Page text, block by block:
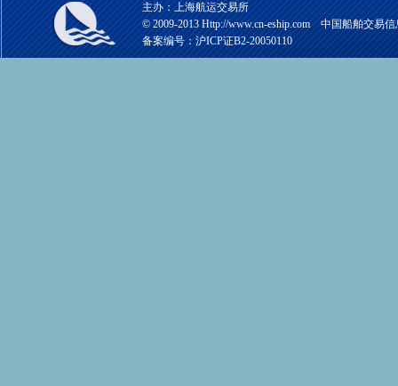
主办：上海航运交易所
© 2009-2013 Http://www.cn-eship.com 中国船舶交易
备案编号：沪ICP证B2-20050110